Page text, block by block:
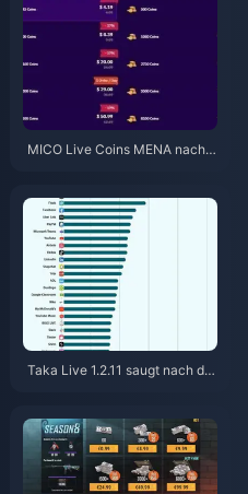
MICO Live Coins MENA nach v
Taka Live 1.2.11 saugt nach de
ösungen